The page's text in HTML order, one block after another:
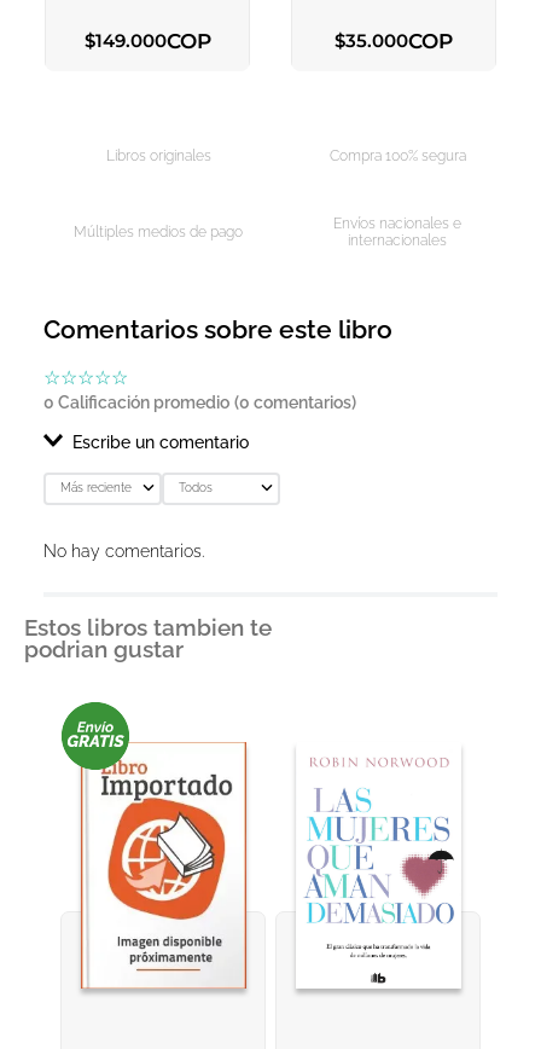
$149.000COP $35.000COP
Libros originales Compra 100% segura
Múltiples medios de pago
Envíos nacionales e
internacionales
Comentarios sobre este libro
☆☆☆☆☆
0 Calificación promedio (0 comentarios)
Escribe un comentario
Agregar comentario
★★
Tu nombre
Dirección de email
Escribe un comentario
Más reciente Todos
No hay comentarios.
Estos libros tambien te
podrian gustar